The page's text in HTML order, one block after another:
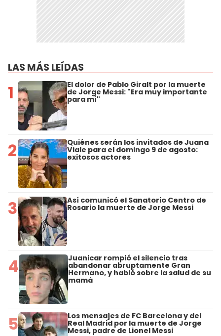
LAS MÁS LEÍDAS
1 El dolor de Pablo Giralt por la muerte
de Jorge Messi: "Era muy importante
para mí"
2 Quiénes serán los invitados de Juana
Viale para el domingo 9 de agosto:
exitosos actores
3 Así comunicó el Sanatorio Centro de
Rosario la muerte de Jorge Messi
4 Juanicar rompió el silencio tras
abandonar abruptamente Gran
Hermano, y habló sobre la salud de su
mamá
5 Los mensajes de FC Barcelona y del
Real Madrid por la muerte de Jorge
Messi, padre de Lionel Messi